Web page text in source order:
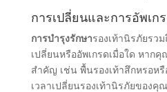
การเปลี่ยนและการอัพเก
การบํารุงรักษารองเท้านิรภัยรวม
เปลี่ยนหรืออัพเกรดเมื่อใด หาก
สําคัญ เช่น พื้นรองเท้าสึกหรอหรื
เวลาเปลี่ยนรองเท้านิรภัยของคุ